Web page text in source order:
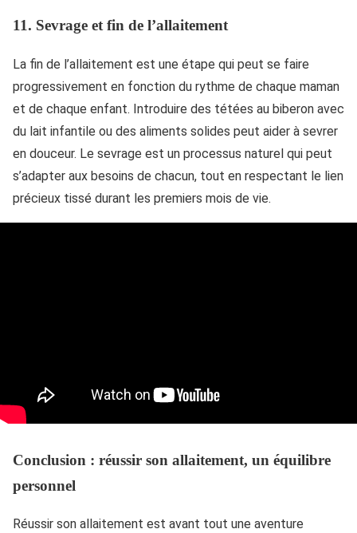
11. Sevrage et fin de l’allaitement
La fin de l’allaitement est une étape qui peut se faire
progressivement en fonction du rythme de chaque maman
et de chaque enfant. Introduire des tétées au biberon avec
du lait infantile ou des aliments solides peut aider à sevrer
en douceur. Le sevrage est un processus naturel qui peut
s’adapter aux besoins de chacun, tout en respectant le lien
précieux tissé durant les premiers mois de vie.
Conclusion : réussir son allaitement, un équilibre
personnel
Réussir son allaitement est avant tout une aventure